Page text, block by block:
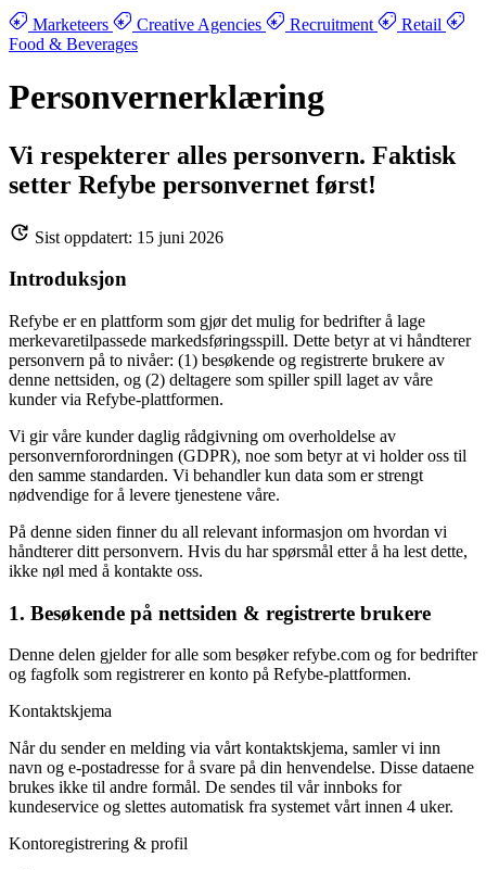
Marketeers Creative Agencies Recruitment
Retail
Food & Beverages
Personvernerklæring
Vi respekterer alles personvern. Faktisk
setter Refybe personvernet først!
Sist oppdatert: 15 juni 2026
Introduksjon
Refybe er en plattform som gjør det mulig for bedrifter å lage
merkevaretilpassede markedsføringsspill. Dette betyr at vi håndterer
personvern på to nivåer: (1) besøkende og registrerte brukere av
denne nettsiden, og (2) deltagere som spiller spill laget av våre
kunder via Refybe-plattformen.
Vi gir våre kunder daglig rådgivning om overholdelse av
personvernforordningen (GDPR), noe som betyr at vi holder oss til
den samme standarden. Vi behandler kun data som er strengt
nødvendige for å levere tjenestene våre.
På denne siden finner du all relevant informasjon om hvordan vi
håndterer ditt personvern. Hvis du har spørsmål etter å ha lest dette,
ikke nøl med å kontakte oss.
1. Besøkende på nettsiden & registrerte brukere
Denne delen gjelder for alle som besøker refybe.com og for bedrifter
og fagfolk som registrerer en konto på Refybe-plattformen.
Kontaktskjema
Når du sender en melding via vårt kontaktskjema, samler vi inn
navn og e-postadresse for å svare på din henvendelse. Disse dataene
brukes ikke til andre formål. De sendes til vår innboks for
kundeservice og slettes automatisk fra systemet vårt innen 4 uker.
Kontoregistrering & profil